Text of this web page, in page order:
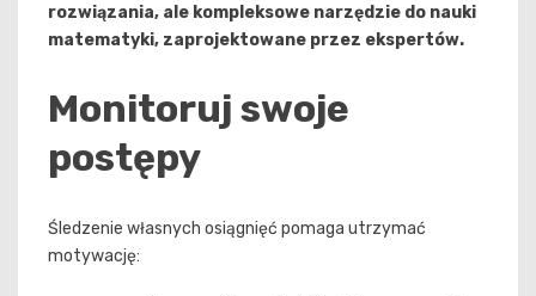
rozwiązania, ale kompleksowe narzędzie do nauki
matematyki, zaprojektowane przez ekspertów.
Monitoruj swoje
postępy
Śledzenie własnych osiągnięć pomaga utrzymać
motywację: